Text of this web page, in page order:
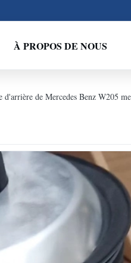
À PROPOS DE NOUS
d'arrière de Mercedes Benz W205